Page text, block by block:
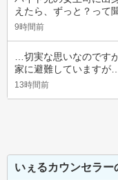
えたら、ずっと？って
9時間前
…切実な思いなのです
家に避難していますが
13時間前
いぇるカウンセラー